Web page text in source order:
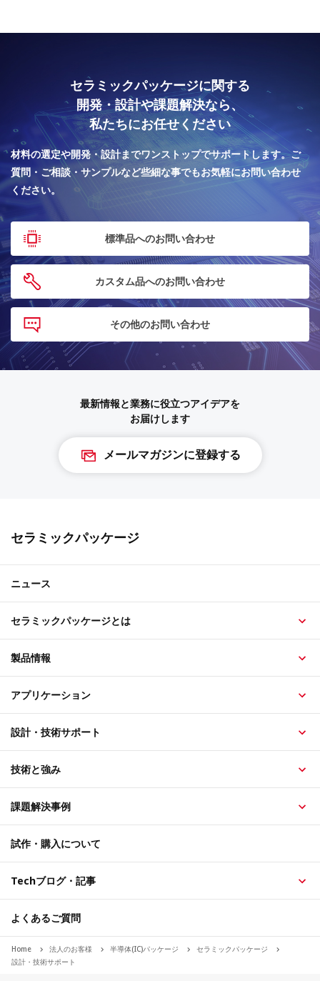
セラミックパッケージに関する
開発・設計や課題解決なら、
私たちにお任せください
材料の選定や開発・設計までワンストップでサポートします。ご
質問・ご相談・サンプルなど些細な事でもお気軽にお問い合わせ
ください。
標準品へのお問い合わせ
カスタム品へのお問い合わせ
その他のお問い合わせ
最新情報と業務に役立つアイデアを
お届けします
メールマガジンに登録する
セラミックパッケージ
ニュース
セラミックパッケージとは
製品情報
アプリケーション
設計・技術サポート
技術と強み
課題解決事例
試作・購入について
Techブログ・記事
よくあるご質問
Home 法人のお客様 半導体(IC)パッケージ
セラミックパッケージ
設計・技術サポート